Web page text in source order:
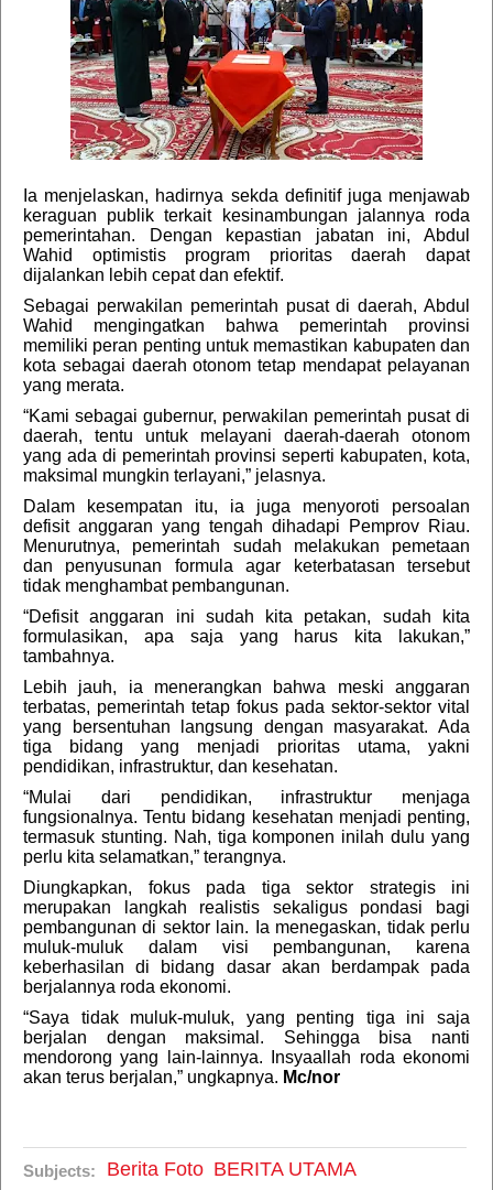
Ia menjelaskan, hadirnya sekda definitif juga menjawab
keraguan publik terkait kesinambungan jalannya roda
pemerintahan. Dengan kepastian jabatan ini, Abdul
Wahid optimistis program prioritas daerah dapat
dijalankan lebih cepat dan efektif.
Sebagai perwakilan pemerintah pusat di daerah, Abdul
Wahid mengingatkan bahwa pemerintah provinsi
memiliki peran penting untuk memastikan kabupaten dan
kota sebagai daerah otonom tetap mendapat pelayanan
yang merata.
“Kami sebagai gubernur, perwakilan pemerintah pusat di
daerah, tentu untuk melayani daerah-daerah otonom
yang ada di pemerintah provinsi seperti kabupaten, kota,
maksimal mungkin terlayani,” jelasnya.
Dalam kesempatan itu, ia juga menyoroti persoalan
defisit anggaran yang tengah dihadapi Pemprov Riau.
Menurutnya, pemerintah sudah melakukan pemetaan
dan penyusunan formula agar keterbatasan tersebut
tidak menghambat pembangunan.
“Defisit anggaran ini sudah kita petakan, sudah kita
formulasikan, apa saja yang harus kita lakukan,”
tambahnya.
Lebih jauh, ia menerangkan bahwa meski anggaran
terbatas, pemerintah tetap fokus pada sektor-sektor vital
yang bersentuhan langsung dengan masyarakat. Ada
tiga bidang yang menjadi prioritas utama, yakni
pendidikan, infrastruktur, dan kesehatan.
“Mulai dari pendidikan, infrastruktur menjaga
fungsionalnya. Tentu bidang kesehatan menjadi penting,
termasuk stunting. Nah, tiga komponen inilah dulu yang
perlu kita selamatkan,” terangnya.
Diungkapkan, fokus pada tiga sektor strategis ini
merupakan langkah realistis sekaligus pondasi bagi
pembangunan di sektor lain. Ia menegaskan, tidak perlu
muluk-muluk dalam visi pembangunan, karena
keberhasilan di bidang dasar akan berdampak pada
berjalannya roda ekonomi.
“Saya tidak muluk-muluk, yang penting tiga ini saja
berjalan dengan maksimal. Sehingga bisa nanti
mendorong yang lain-lainnya. Insyaallah roda ekonomi
akan terus berjalan,” ungkapnya. Mc/nor
Subjects: Berita Foto BERITA UTAMA